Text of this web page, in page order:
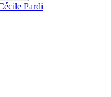
Pardi